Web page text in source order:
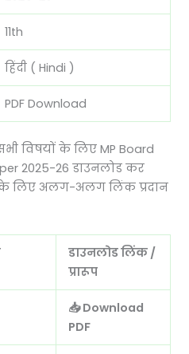
11th
हिंदी ( Hindi )
PDF Download
विषयों के लिए MP Board
2025-26 डाउनलोड कर
लिए अलग-अलग लिंक प्रदान
डाउनलोड लिंक /
प्रारूप
📥 Download
PDF